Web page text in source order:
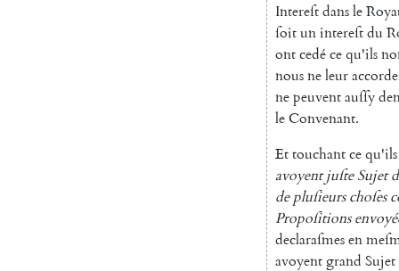
Intereſtdansle
ſoitunintereſtdu
ontcedécequ'ils
nousneleur
nepeuventauſſy
leConvenant.
Ettouchantcequ'ils
avoyent juſte Sujet
de pluſieurs choſes
Propoſitions
declaraſmesen
avoyentgrand Sujet